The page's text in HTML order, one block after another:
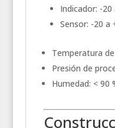
Indicador: -20
Sensor: -20 a
Temperatura
Presión de
Humedad: < 90